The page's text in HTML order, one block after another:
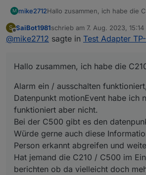
M mike2712Hallo zusammen, ich habe die
Alarm ein / ausschalten
motionEvent habe ich nur bei
Würde gerne auch diese
Hat jemand die C210 / C500 im
berichten ob da vielleicht doch
S
Offline
SaiBot1981schrieb am 7. Aug. 2023, 15:14
zuletzt editiert von
@mike2712 sagte in Test Adapter
Hallo zusammen, ich habe die
Alarm ein / ausschalten
Datenpunkt motionEvent habe ich
funktioniert aber nicht.
Bei der C500 gibt es den
Würde gerne auch diese
Person erkannt abgreifen und
Hat jemand die C210 / C500 im
berichten ob da vielleicht doch